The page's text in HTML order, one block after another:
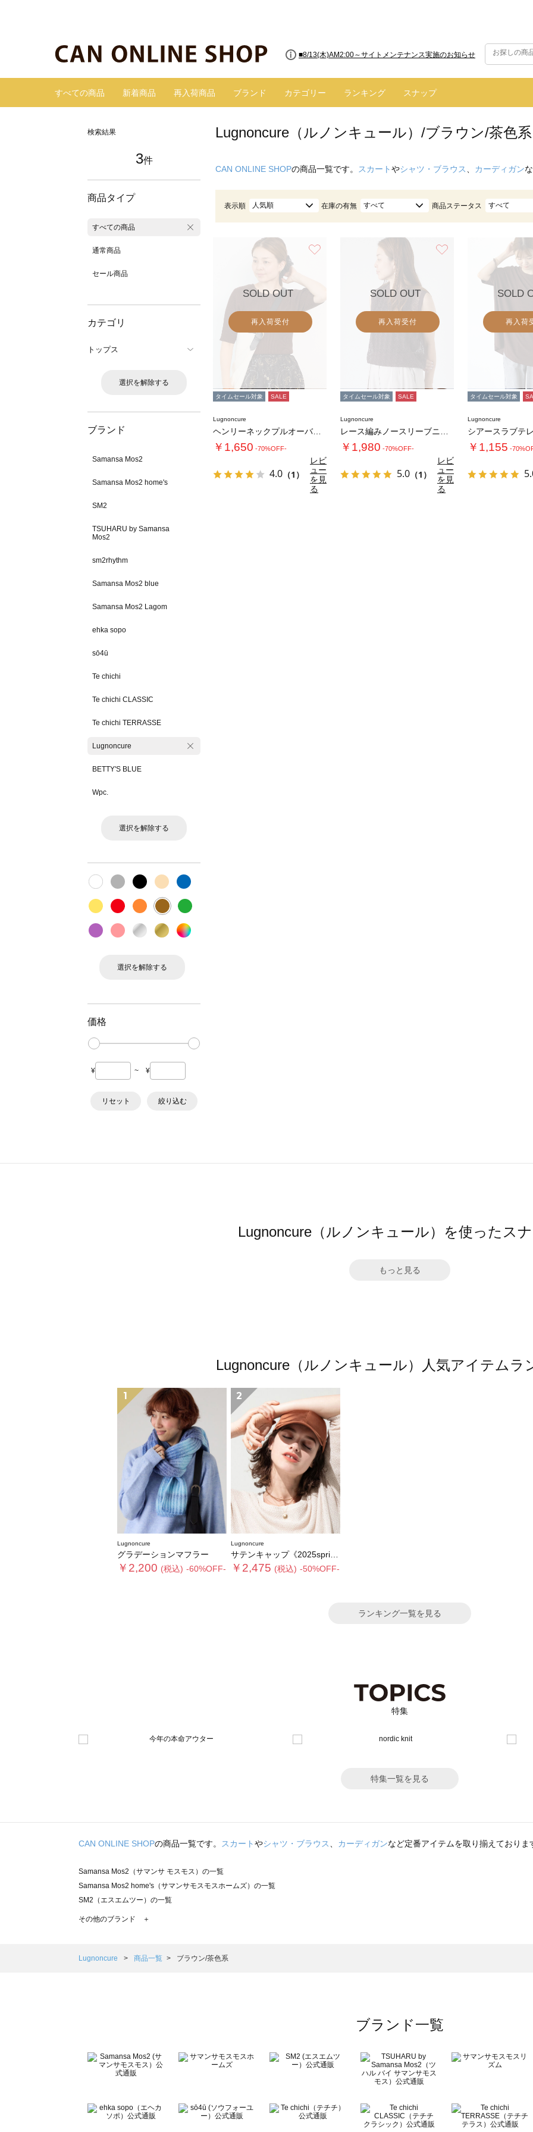
■8/13(木)AM2:00～サイトメンテナンス実施のお知らせ
すべての商品 新着商品 再入荷商品 ブランド カテゴリー ランキング スナップ
検索結果
3件
商品タイプ
すべての商品
通常商品
セール商品
カテゴリ
トップス
選択を解除する
ブランド
Samansa Mos2
Samansa Mos2 home's
SM2
TSUHARU by Samansa
Mos2
sm2rhythm
Samansa Mos2 blue
Samansa Mos2 Lagom
ehka sopo
sō4ū
Te chichi
Te chichi CLASSIC
Te chichi TERRASSE
Lugnoncure
BETTY'S BLUE
Wpc.
選択を解除する
選択を解除する
価格
¥ ~ ¥
リセット 絞り込む
Lugnoncure（ルノンキュール）/ブラウン/茶色系
CAN ONLINE SHOPの商品一覧です。 スカートやシャツ・ブラウス カーディガン
表示順 人気順 在庫の有無 すべて 商品ステータス すべて
SOLD OUT
再入荷受付
タイムセール対象 SALE
Lugnoncure
ヘンリーネックプルオーバーニット《2025a…
￥1,650 -70%OFF-
4.0 （1）
レビ
ュー
を見
る
SOLD OUT
再入荷受付
タイムセール対象 SALE
Lugnoncure
￥1,980 -70%OFF-
5.0 （1）
レビ
ュー
を見
る
SOLD
再入荷
タイムセール対象
Lugnoncure
￥1,155 -
Lugnoncure（ルノンキュール）を使ったス
もっと見る
Lugnoncure（ルノンキュール）人気アイテムラ
1
Lugnoncure
グラデーションマフラー
￥2,200 (税込) -60%OFF-
2
Lugnoncure
サテンキャップ《2025spring catalog item》
￥2,475 (税込) -50%OFF-
ランキング一覧を見る
特集
特集一覧を見る
CAN ONLINE SHOPの商品一覧です。 スカートやシャツ・ブラウス、 カーディガンなど定番アイテムを取り揃えておりま
Samansa Mos2（サマンサ モスモス）の一覧
Samansa Mos2 home's（サマンサモスモスホームズ）の一覧
SM2（エスエムツー）の一覧
TSUHARU by Samansa Mos2（ツハルバイサマンサモスモス）の一覧
Samansa Mos2 Lagom（サマンサモスモス ラーゴム）の一覧
BETTY'S BLUE（べティーズブルー）の一覧
Wpc.（ワールドパーティー）の一覧
その他のブランド ＋
Lugnoncure 商品一覧 ブラウン/茶色系
ブランド一覧